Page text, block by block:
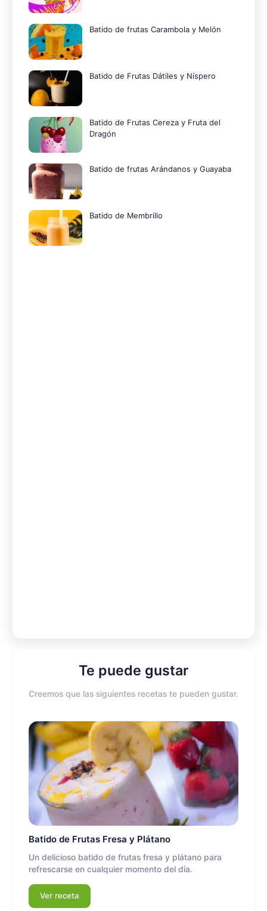
Batido de frutas Carambola y Melón
Batido de Frutas Dátiles y Níspero
Batido de Frutas Cereza y Fruta del
Dragón
Batido de frutas Arándanos y Guayaba
Batido de Membrillo
Te puede gustar
Creemos que las siguientes recetas te pueden gustar.
Batido de Frutas Fresa y Plátano
Un delicioso batido de frutas fresa y plátano para
refrescarse en cualquier momento del día.
Ver receta